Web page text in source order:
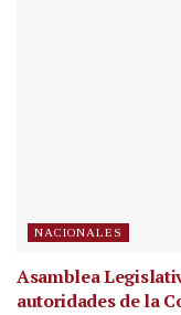
NACIONALES
Asamblea
autoridades de la